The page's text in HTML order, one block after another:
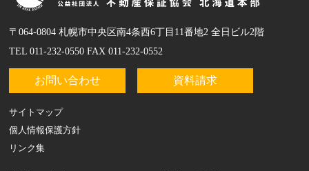
〒064-0804 札幌市中央区南4条西6丁目11番地2 全日ビル2階
TEL 011-232-0550 FAX 011-232-0552
お問い合わせ 資料請求
サイトマップ
個人情報保護方針
リンク集